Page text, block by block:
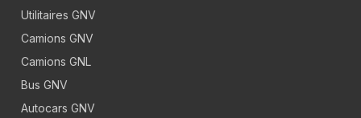
Utilitaires GNV
Camions GNV
Camions GNL
Bus GNV
Autocars GNV